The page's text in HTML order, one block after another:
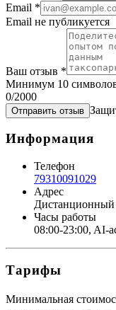
Email *
Email не публикуется
Ваш отзыв *
Минимум 10
0/2000
Отправить отзыв
Информация
Телефон
79310091029
Адрес
Часы работы
08:00-23:00, AI-
Тарифы
Минимальная